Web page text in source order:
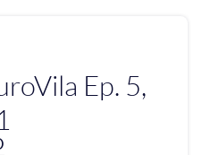
Ep. 5,